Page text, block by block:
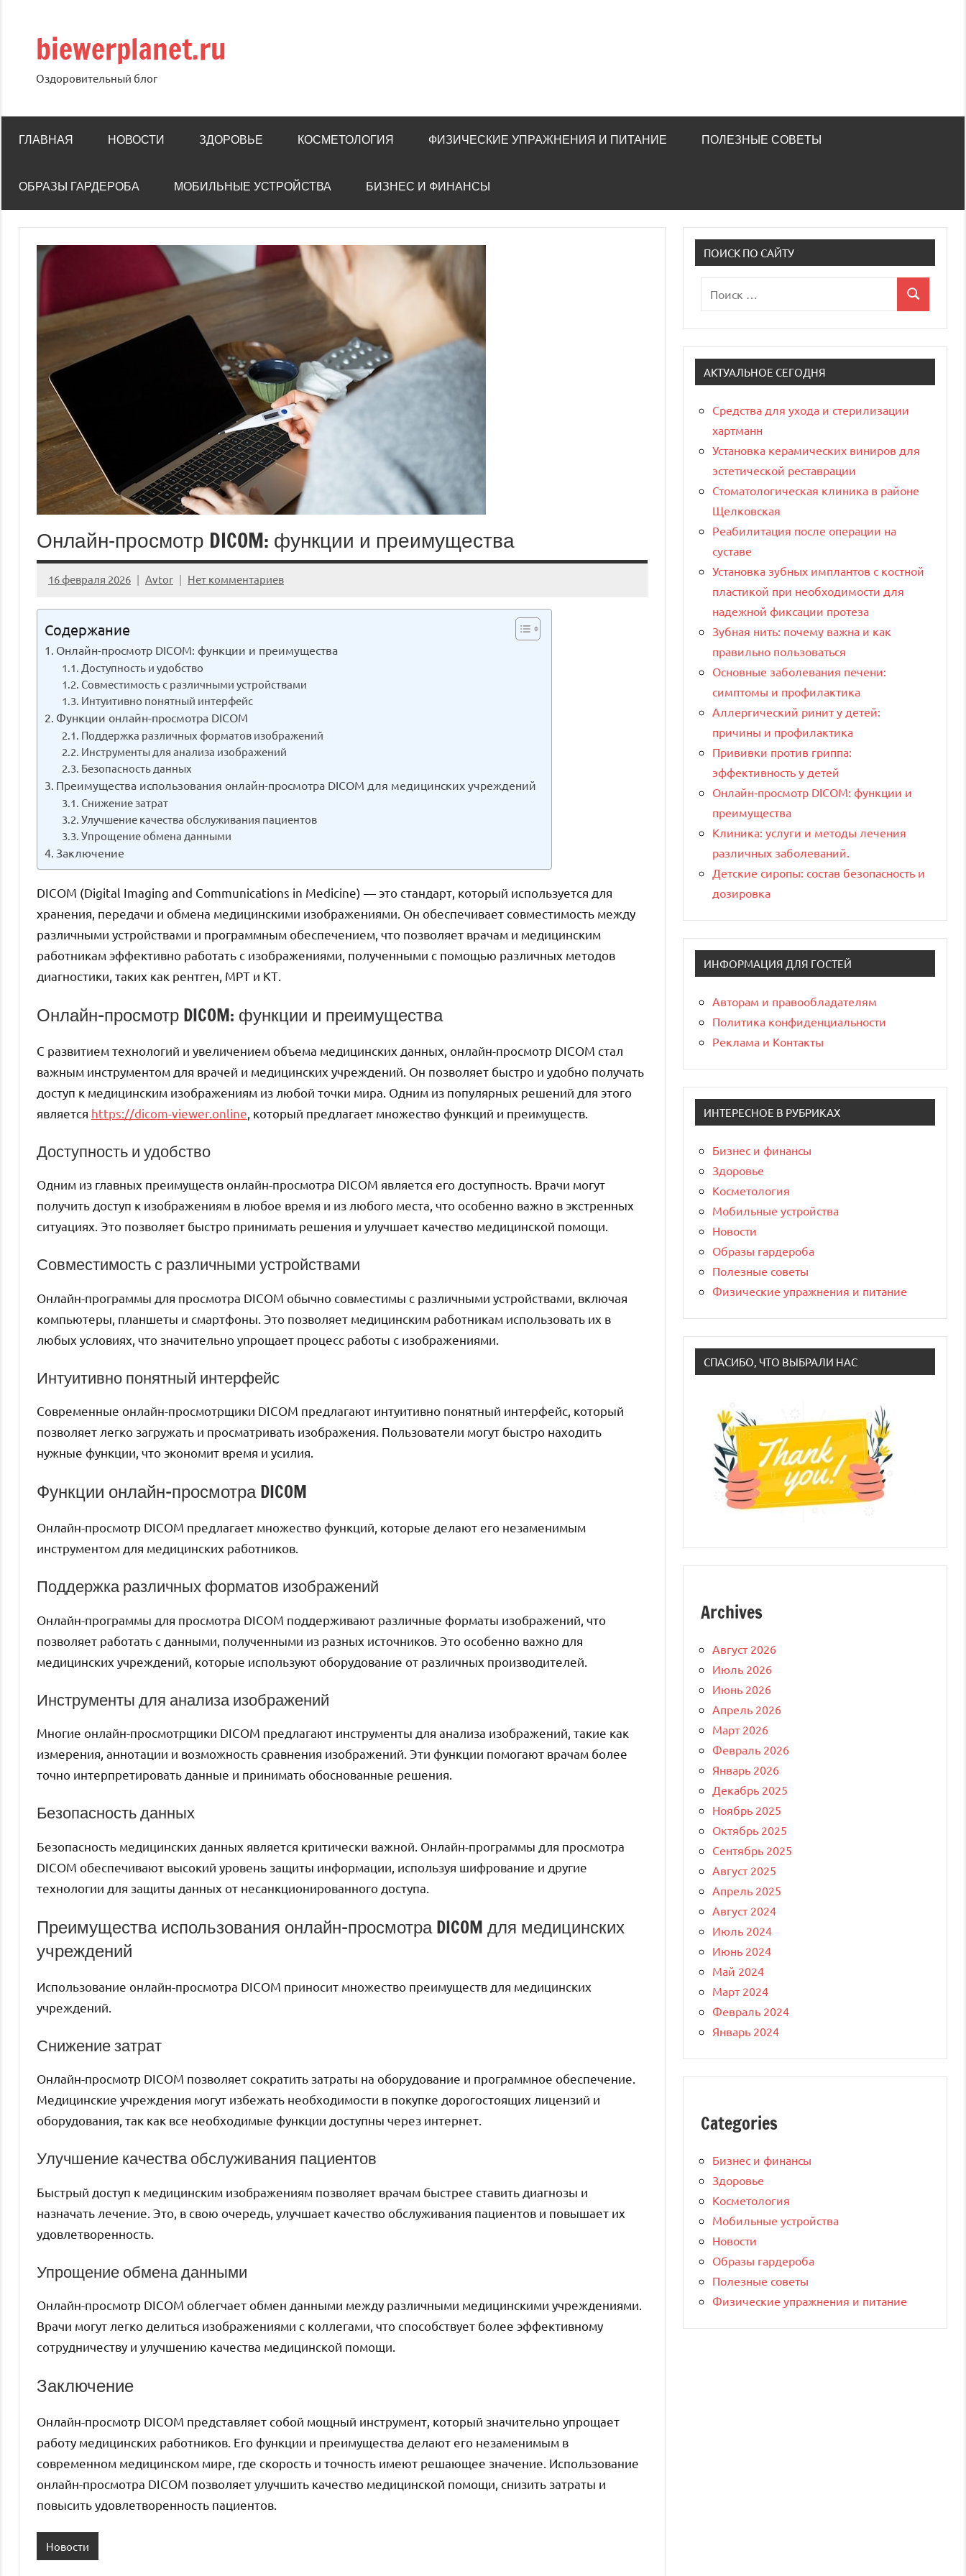
содержимому
biewerplanet.ru
Оздоровительный блог
ГЛАВНАЯ НОВОСТИ ЗДОРОВЬЕ КОСМЕТОЛОГИЯ ФИЗИЧЕСКИЕ УПРАЖНЕНИЯ И ПИТАНИЕ ПОЛЕЗНЫЕ СОВЕТЫ
ОБРАЗЫ ГАРДЕРОБА МОБИЛЬНЫЕ УСТРОЙСТВА БИЗНЕС И ФИНАНСЫ
Онлайн‑просмотр DICOM: функции и преимущества
16 февраля 2026 Avtor Нет комментариев
Содержание
Онлайн-просмотр DICOM: функции и преимущества
Доступность и удобство
Совместимость с различными устройствами
Интуитивно понятный интерфейс
Функции онлайн-просмотра DICOM
Поддержка различных форматов изображений
Инструменты для анализа изображений
Безопасность данных
Преимущества использования онлайн-просмотра DICOM для медицинских учреждений
Снижение затрат
Улучшение качества обслуживания пациентов
Упрощение обмена данными
Заключение
DICOM (Digital Imaging and Communications in Medicine) — это стандарт, который используется для
хранения, передачи и обмена медицинскими изображениями. Он обеспечивает совместимость между
различными устройствами и программным обеспечением, что позволяет врачам и медицинским
работникам эффективно работать с изображениями, полученными с помощью различных методов
диагностики, таких как рентген, МРТ и КТ.
Онлайн-просмотр DICOM: функции и преимущества
С развитием технологий и увеличением объема медицинских данных, онлайн-просмотр DICOM стал
важным инструментом для врачей и медицинских учреждений. Он позволяет быстро и удобно получать
доступ к медицинским изображениям из любой точки мира. Одним из популярных решений для этого
является https://dicom-viewer.online , который предлагает множество функций и преимуществ.
Доступность и удобство
Одним из главных преимуществ онлайн-просмотра DICOM является его доступность. Врачи могут
получить доступ к изображениям в любое время и из любого места, что особенно важно в экстренных
ситуациях. Это позволяет быстро принимать решения и улучшает качество медицинской помощи.
Совместимость с различными устройствами
Онлайн-программы для просмотра DICOM обычно совместимы с различными устройствами, включая
компьютеры, планшеты и смартфоны. Это позволяет медицинским работникам использовать их в
любых условиях, что значительно упрощает процесс работы с изображениями.
Интуитивно понятный интерфейс
Современные онлайн-просмотрщики DICOM предлагают интуитивно понятный интерфейс, который
позволяет легко загружать и просматривать изображения. Пользователи могут быстро находить
нужные функции, что экономит время и усилия.
Функции онлайн-просмотра DICOM
Онлайн-просмотр DICOM предлагает множество функций, которые делают его незаменимым
инструментом для медицинских работников.
Поддержка различных форматов изображений
Онлайн-программы для просмотра DICOM поддерживают различные форматы изображений, что
позволяет работать с данными, полученными из разных источников. Это особенно важно для
медицинских учреждений, которые используют оборудование от различных производителей.
Инструменты для анализа изображений
Многие онлайн-просмотрщики DICOM предлагают инструменты для анализа изображений, такие как
измерения, аннотации и возможность сравнения изображений. Эти функции помогают врачам более
точно интерпретировать данные и принимать обоснованные решения.
Безопасность данных
Безопасность медицинских данных является критически важной. Онлайн-программы для просмотра
DICOM обеспечивают высокий уровень защиты информации, используя шифрование и другие
технологии для защиты данных от несанкционированного доступа.
Преимущества использования онлайн-просмотра DICOM для медицинских
учреждений
Использование онлайн-просмотра DICOM приносит множество преимуществ для медицинских
учреждений.
Снижение затрат
Онлайн-просмотр DICOM позволяет сократить затраты на оборудование и программное обеспечение.
Медицинские учреждения могут избежать необходимости в покупке дорогостоящих лицензий и
оборудования, так как все необходимые функции доступны через интернет.
Улучшение качества обслуживания пациентов
Быстрый доступ к медицинским изображениям позволяет врачам быстрее ставить диагнозы и
назначать лечение. Это, в свою очередь, улучшает качество обслуживания пациентов и повышает их
удовлетворенность.
Упрощение обмена данными
Онлайн-просмотр DICOM облегчает обмен данными между различными медицинскими учреждениями.
Врачи могут легко делиться изображениями с коллегами, что способствует более эффективному
сотрудничеству и улучшению качества медицинской помощи.
Заключение
Онлайн-просмотр DICOM представляет собой мощный инструмент, который значительно упрощает
работу медицинских работников. Его функции и преимущества делают его незаменимым в
современном медицинском мире, где скорость и точность имеют решающее значение. Использование
онлайн-просмотра DICOM позволяет улучшить качество медицинской помощи, снизить затраты и
повысить удовлетворенность пациентов.
Новости
ПОИСК ПО САЙТУ
для:
Поиск
АКТУАЛЬНОЕ СЕГОДНЯ
Средства для ухода и стерилизации
хартманн
Установка керамических виниров для
эстетической реставрации
Стоматологическая клиника в районе
Щелковская
Реабилитация после операции на
суставе
Установка зубных имплантов с костной
пластикой при необходимости для
надежной фиксации протеза
Зубная нить: почему важна и как
правильно пользоваться
Основные заболевания печени:
симптомы и профилактика
Аллергический ринит у детей:
причины и профилактика
Прививки против гриппа:
эффективность у детей
Онлайн‑просмотр DICOM: функции и
преимущества
Клиника: услуги и методы лечения
различных заболеваний.
Детские сиропы: состав безопасность и
дозировка
ИНФОРМАЦИЯ ДЛЯ ГОСТЕЙ
Авторам и правообладателям
Политика конфиденциальности
Реклама и Контакты
ИНТЕРЕСНОЕ В РУБРИКАХ
Бизнес и финансы
Здоровье
Косметология
Мобильные устройства
Новости
Образы гардероба
Полезные советы
Физические упражнения и питание
СПАСИБО, ЧТО ВЫБРАЛИ НАС
Archives
Август 2026
Июль 2026
Июнь 2026
Апрель 2026
Март 2026
Февраль 2026
Январь 2026
Декабрь 2025
Ноябрь 2025
Октябрь 2025
Сентябрь 2025
Август 2025
Апрель 2025
Август 2024
Июль 2024
Июнь 2024
Май 2024
Март 2024
Февраль 2024
Январь 2024
Categories
Бизнес и финансы
Здоровье
Косметология
Мобильные устройства
Новости
Образы гардероба
Полезные советы
Физические упражнения и питание